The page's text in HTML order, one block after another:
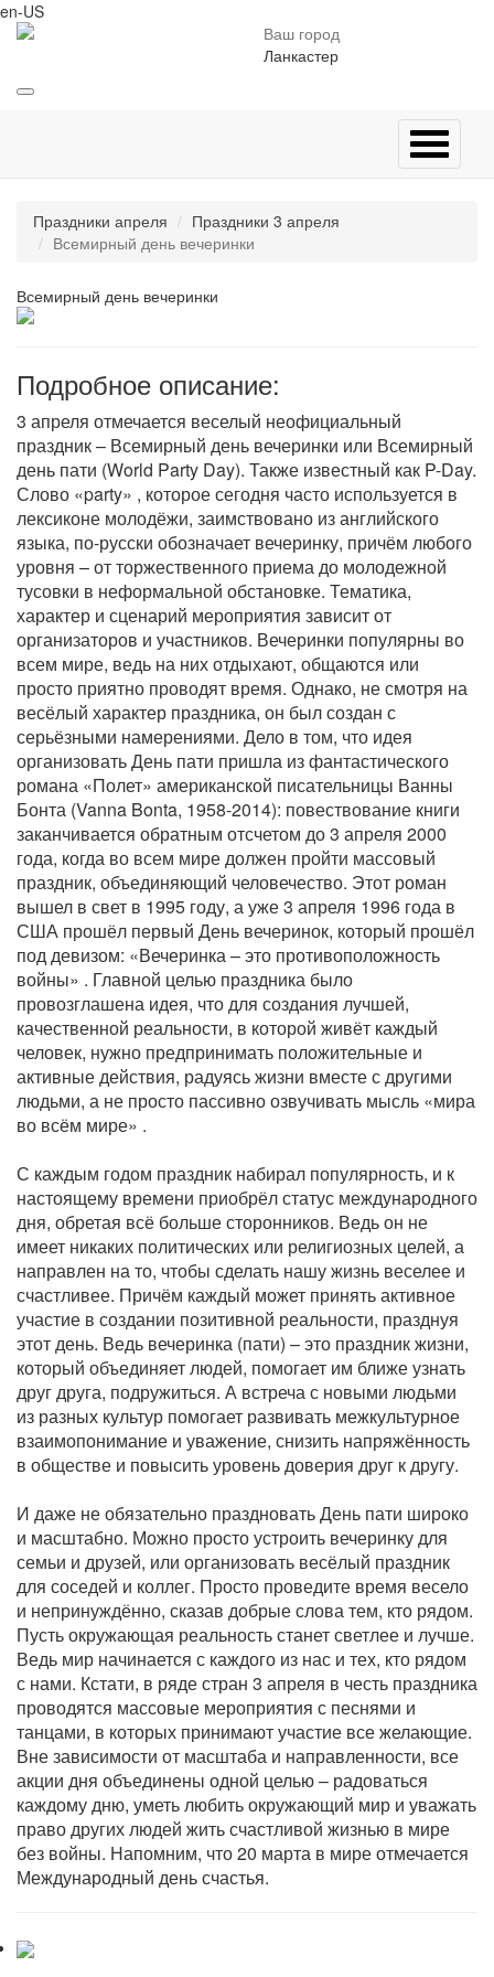
en-US
Ваш город
Ланкастер
Праздники апреля
Праздники 3 апреля
Всемирный день вечеринки
Всемирный день вечеринки
Подробное описание:
3 апреля отмечается веселый неофициальный
праздник – Всемирный день вечеринки или Всемирный
день пати (World Party Day). Также известный как P-Day.
Слово «party» , которое сегодня часто используется в
лексиконе молодёжи, заимствовано из английского
языка, по-русски обозначает вечеринку, причём любого
уровня – от торжественного приема до молодежной
тусовки в неформальной обстановке. Тематика,
характер и сценарий мероприятия зависит от
организаторов и участников. Вечеринки популярны во
всем мире, ведь на них отдыхают, общаются или
просто приятно проводят время. Однако, не смотря на
весёлый характер праздника, он был создан с
серьёзными намерениями. Дело в том, что идея
организовать День пати пришла из фантастического
романа «Полет» американской писательницы Ванны
Бонта (Vanna Bonta, 1958-2014): повествование книги
заканчивается обратным отсчетом до 3 апреля 2000
года, когда во всем мире должен пройти массовый
праздник, объединяющий человечество. Этот роман
вышел в свет в 1995 году, а уже 3 апреля 1996 года в
США прошёл первый День вечеринок, который прошёл
под девизом: «Вечеринка – это противоположность
войны» . Главной целью праздника было
провозглашена идея, что для создания лучшей,
качественной реальности, в которой живёт каждый
человек, нужно предпринимать положительные и
активные действия, радуясь жизни вместе с другими
людьми, а не просто пассивно озвучивать мысль «мира
во всём мире» .
С каждым годом праздник набирал популярность, и к
настоящему времени приобрёл статус международного
дня, обретая всё больше сторонников. Ведь он не
имеет никаких политических или религиозных целей, а
направлен на то, чтобы сделать нашу жизнь веселее и
счастливее. Причём каждый может принять активное
участие в создании позитивной реальности, празднуя
этот день. Ведь вечеринка (пати) – это праздник жизни,
который объединяет людей, помогает им ближе узнать
друг друга, подружиться. А встреча с новыми людьми
из разных культур помогает развивать межкультурное
взаимопонимание и уважение, снизить напряжённость
в обществе и повысить уровень доверия друг к другу.
И даже не обязательно праздновать День пати широко
и масштабно. Можно просто устроить вечеринку для
семьи и друзей, или организовать весёлый праздник
для соседей и коллег. Просто проведите время весело
и непринуждённо, сказав добрые слова тем, кто рядом.
Пусть окружающая реальность станет светлее и лучше.
Ведь мир начинается с каждого из нас и тех, кто рядом
с нами. Кстати, в ряде стран 3 апреля в честь праздника
проводятся массовые мероприятия с песнями и
танцами, в которых принимают участие все желающие.
Вне зависимости от масштаба и направленности, все
акции дня объединены одной целью – радоваться
каждому дню, уметь любить окружающий мир и уважать
право других людей жить счастливой жизнью в мире
без войны. Напомним, что 20 марта в мире отмечается
Международный день счастья.